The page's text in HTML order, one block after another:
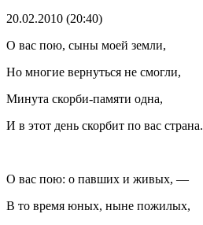
20.02.2010 (20:40)
О вас пою, сыны моей земли,
Но многие вернуться не смогли,
Минута скорби-памяти одна,
И в этот день скорбит по вас страна.
О вас пою: о павших и живых, —
В то время юных, ныне пожилых,